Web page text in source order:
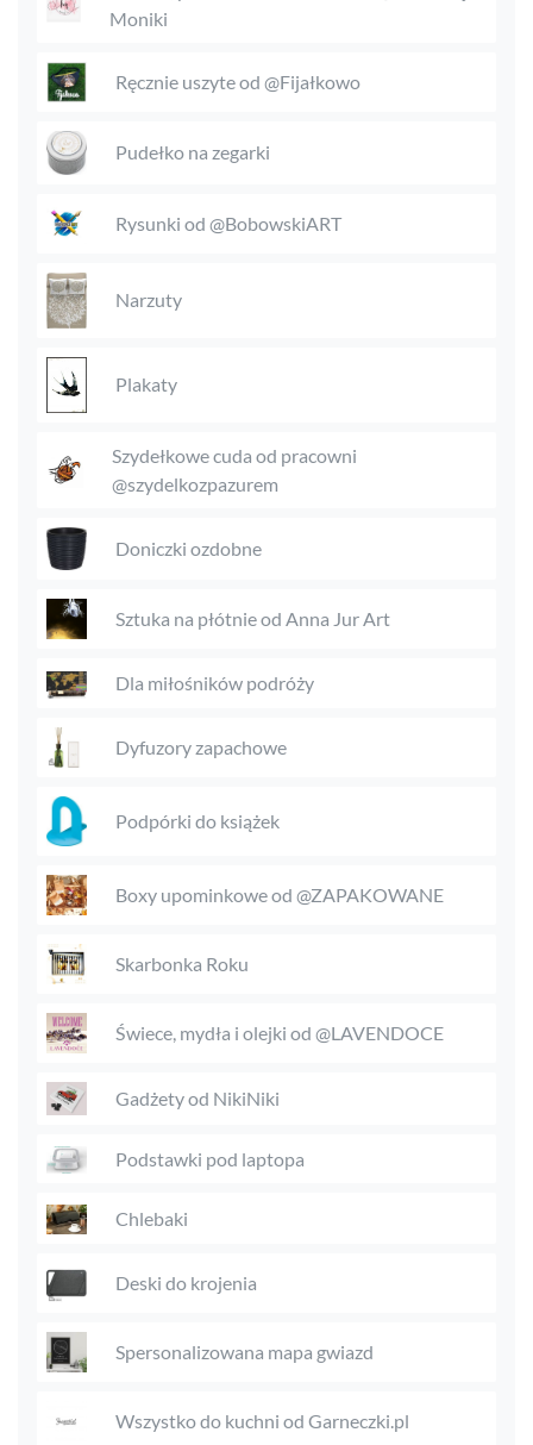
Moniki
Ręcznie uszyte od @Fijałkowo
Pudełko na zegarki
Rysunki od @BobowskiART
Narzuty
Plakaty
Szydełkowe cuda od pracowni
@szydelkozpazurem
Doniczki ozdobne
Sztuka na płótnie od Anna Jur Art
Dla miłośników podróży
Dyfuzory zapachowe
Podpórki do książek
Boxy upominkowe od @ZAPAKOWANE
Skarbonka Roku
Świece, mydła i olejki od @LAVENDOCE
Gadżety od NikiNiki
Podstawki pod laptopa
Chlebaki
Deski do krojenia
Spersonalizowana mapa gwiazd
Wszystko do kuchni od Garneczki.pl